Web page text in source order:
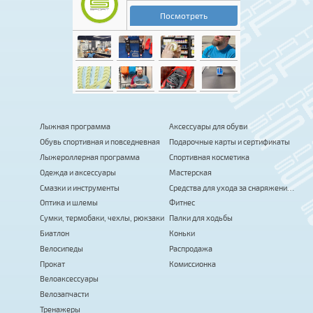
Лыжная программа
Обувь спортивная и повседневная
Лыжероллерная программа
Одежда и аксессуары
Смазки и инструменты
Оптика и шлемы
Сумки, термобаки, чехлы, рюкзаки
Биатлон
Велосипеды
Прокат
Велоаксессуары
Велозапчасти
Тренажеры
Аксессуары для обуви
Подарочные карты и сертификаты
Спортивная косметика
Мастерская
Средства для ухода за снаряжением
Фитнес
Палки для ходьбы
Коньки
Распродажа
Комиссионка